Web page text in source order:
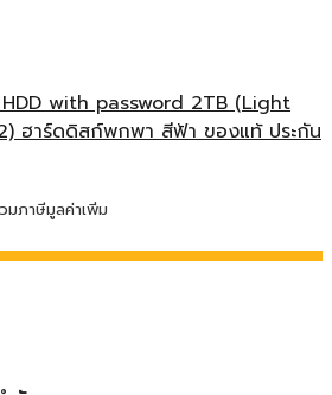
HDD with password 2TB (Light
ฮาร์ดดิสก์พกพา สีฟ้า ของแท้ ประกัน
มภาษีมูลค่าเพิ่ม